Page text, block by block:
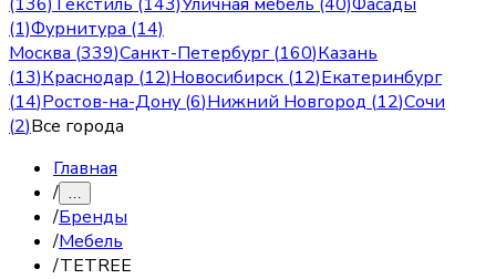
(1)Фурнитура (14)
Москва (339)Санкт-Петербург(160)Казань
(13)Краснодар (12)Новосибирск (12)Екатеринбург
(14)Ростов-на-Дону (6)Нижний Новгород (12)Сочи
(2)Все города
Главная
/ …
/Бренды
/Мебель
/TETREE